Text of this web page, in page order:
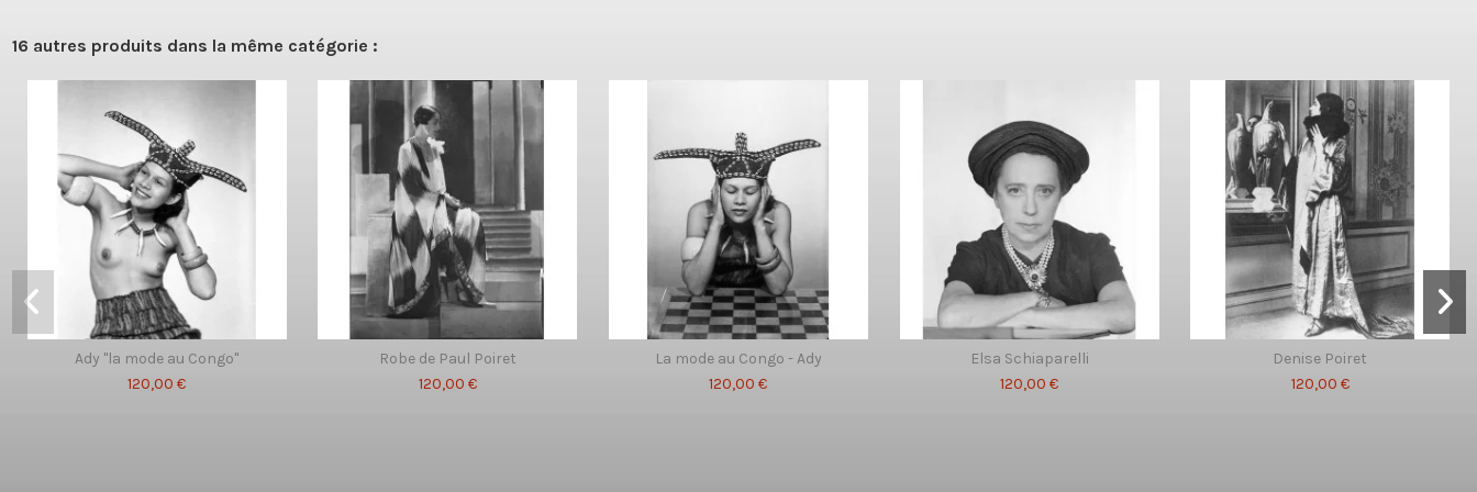
16 autres produits dans la même catégorie :
Ady "la mode au Congo"
120,00 €
Robe de Paul Poiret
120,00 €
La mode au Congo - Ady
120,00 €
Elsa Schiaparelli
120,00 €
Denise Poiret
120,00 €